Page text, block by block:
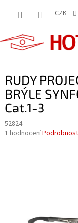
CZK
RUDY
BRÝLE
Cat.1-3
52824
Průměrné
1 hodnocení